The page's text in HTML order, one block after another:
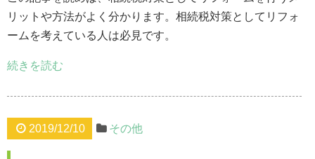
リットや方法がよく分かります。相続税対策としてリフォ
ームを考えている人は必見です。
続きを読む
2019/12/10 その他